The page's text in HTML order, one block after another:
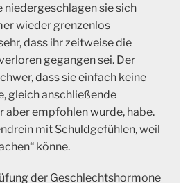
niedergeschlagen sie sich
wieder grenzenlos
dass ihr zeitweise die
gegangen sei. Der
dass sie einfach keine
gleich anschließende
aber empfohlen wurde, habe.
mit Schuldgefühlen, weil
könne.
der Geschlechtshormone